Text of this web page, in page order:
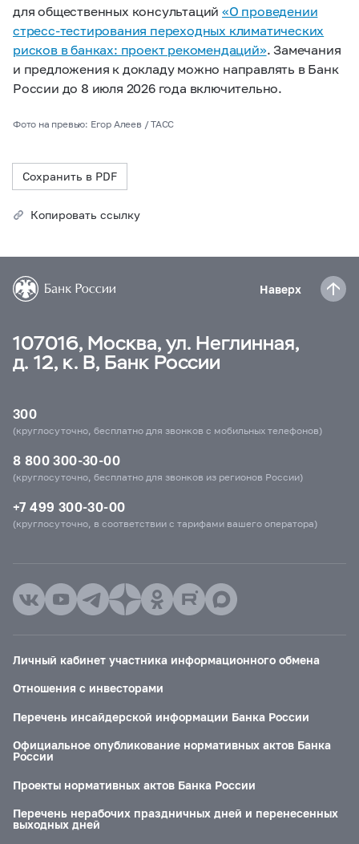
для общественных консультаций«О проведении
стресс-тестирования переходных климатических
рисков в банках: проект рекомендаций». Замечания
и предложения к докладу можно направлять в Банк
России до 8 июля 2026 года включительно.
Фото на превью: Егор Алеев / ТАСС
Сохранить в PDF
Копировать ссылку
Наверх
107016, Москва, ул. Неглинная,
д. 12, к. В, Банк России
300
(круглосуточно, бесплатно для звонков с мобильных телефонов)
8 800 300-30-00
(круглосуточно, бесплатно для звонков из регионов России)
+7 499 300-30-00
(круглосуточно, в соответствии с тарифами вашего оператора)
Личный кабинет участника информационного обмена
Отношения с инвесторами
Перечень инсайдерской информации Банка России
Официальное опубликование нормативных актов Банка
России
Проекты нормативных актов Банка России
Перечень нерабочих праздничных дней и перенесенных
выходных дней